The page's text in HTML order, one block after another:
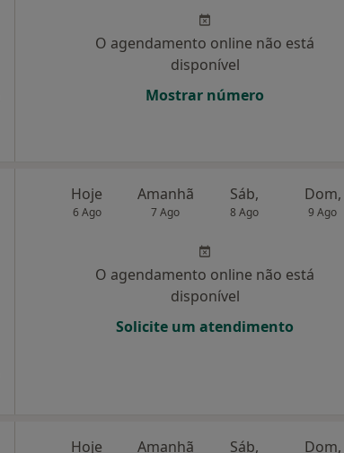
O agendamento online não está
disponível
Mostrar número
Hoje
6 Ago
Amanhã
7 Ago
Sáb,
8 Ago
Dom,
9 Ago
O agendamento online não está
disponível
Solicite um atendimento
Hoje Amanhã Sáb, Dom,